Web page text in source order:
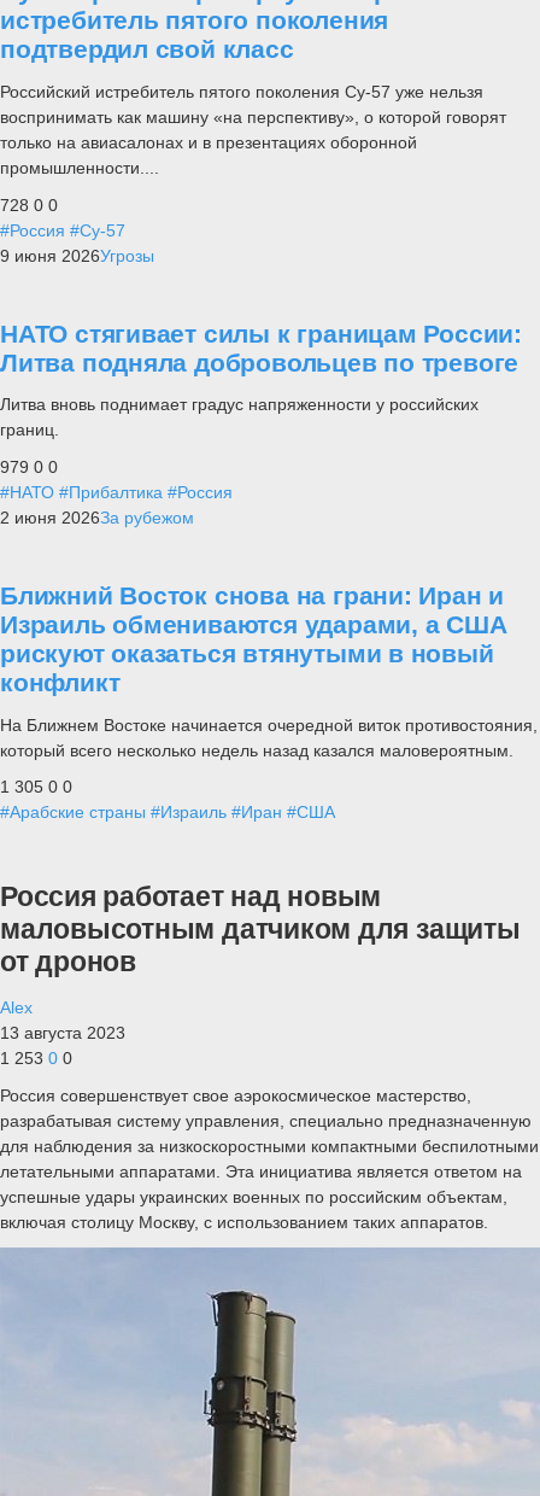
истребитель пятого поколения
подтвердил свой класс
Российский истребитель пятого поколения Су-57 уже нельзя
воспринимать как машину «на перспективу», о которой говорят
только на авиасалонах и в презентациях оборонной
промышленности....
728 0 0
#Россия #Су-57
9 июня 2026Угрозы
НАТО стягивает силы к границам России:
Литва подняла добровольцев по тревоге
Литва вновь поднимает градус напряженности у российских
границ.
979 0 0
#НАТО #Прибалтика #Россия
2 июня 2026За рубежом
Ближний Восток снова на грани: Иран и
Израиль обмениваются ударами, а США
рискуют оказаться втянутыми в новый
конфликт
На Ближнем Востоке начинается очередной виток противостояния,
который всего несколько недель назад казался маловероятным.
1 305 0 0
#Арабские страны #Израиль #Иран #США
Россия работает над новым
маловысотным датчиком для защиты
от дронов
Alex
13 августа 2023
1 253 0 0
Россия совершенствует свое аэрокосмическое мастерство,
разрабатывая систему управления, специально предназначенную
для наблюдения за низкоскоростными компактными беспилотными
летательными аппаратами. Эта инициатива является ответом на
успешные удары украинских военных по российским объектам,
включая столицу Москву, с использованием таких аппаратов.